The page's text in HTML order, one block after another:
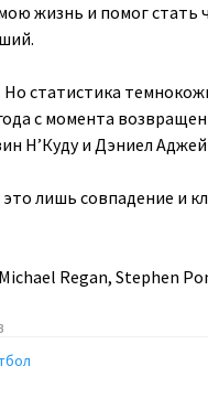
жизнь и помог
статистика
с момента
Н’Куду и Дэниел
лишь совпадение и
Regan, Stephen